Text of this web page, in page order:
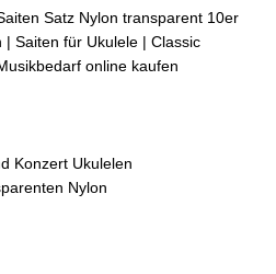
Satz Nylon transparent 10er
Saiten für Ukulele | Classic
online kaufen
Konzert Ukulelen
Nylon